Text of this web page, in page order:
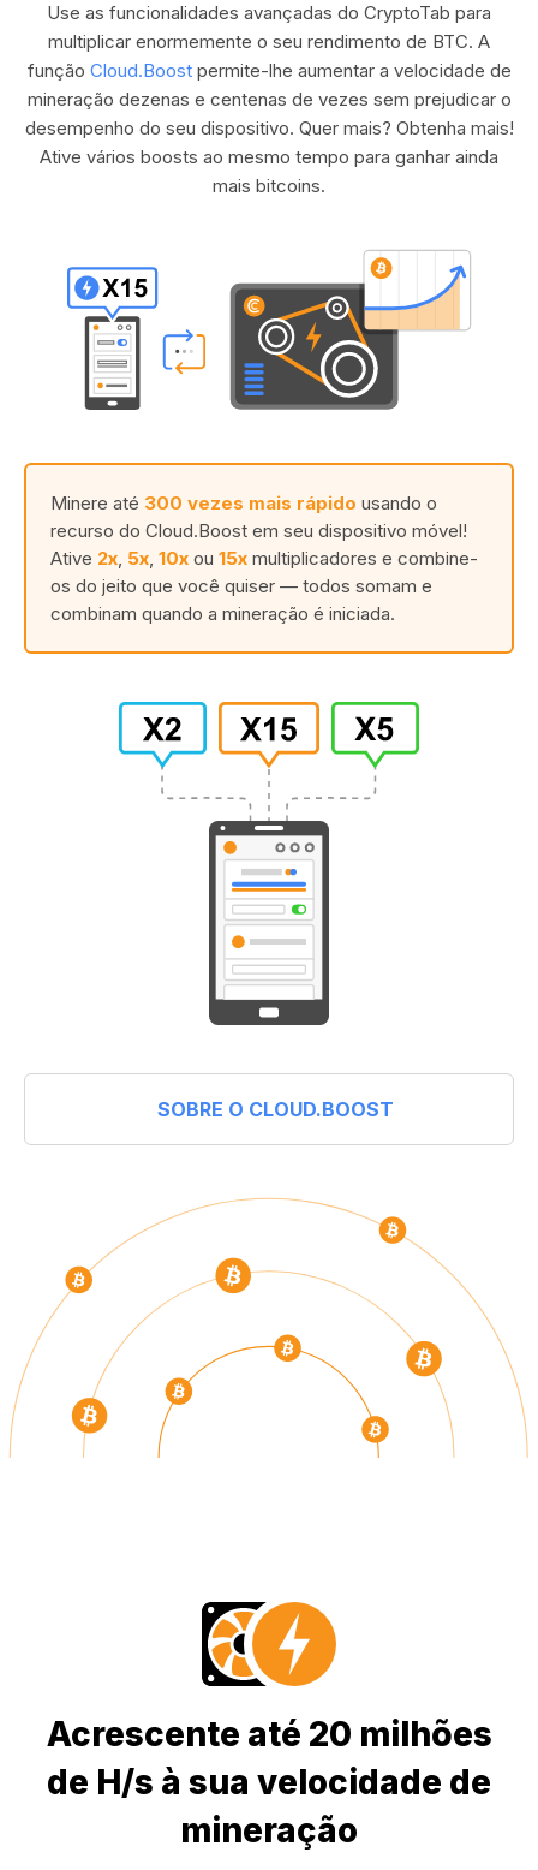
Use as funcionalidades avançadas do CryptoTab para
multiplicar enormemente o seu rendimento de BTC. A
função Cloud.Boostpermite-lhe aumentar a velocidade de
mineração dezenas e centenas de vezes sem prejudicar o
desempenho do seu dispositivo. Quer mais? Obtenha mais!
Ative vários boosts ao mesmo tempo para ganhar ainda
mais bitcoins.
Minere até 300 vezes mais rápido usando o
recurso do Cloud.Boost em seu dispositivo móvel!
Ative 2x 5x 10x ou 15x multiplicadores e combine-
os do jeito que você quiser — todos somam e
combinam quando a mineração é iniciada.
SOBRE O CLOUD.BOOST
Acrescente até 20 milhões
de H/s à sua velocidade de
mineração